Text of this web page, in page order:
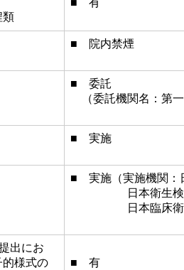
■ 有
■ 院内禁煙
■ 委託
（委託機関名：第
■ 実施
■ 実施（実施機関：
日本衛生検査
日本臨床衛生
出にお
的様式の
■ 有